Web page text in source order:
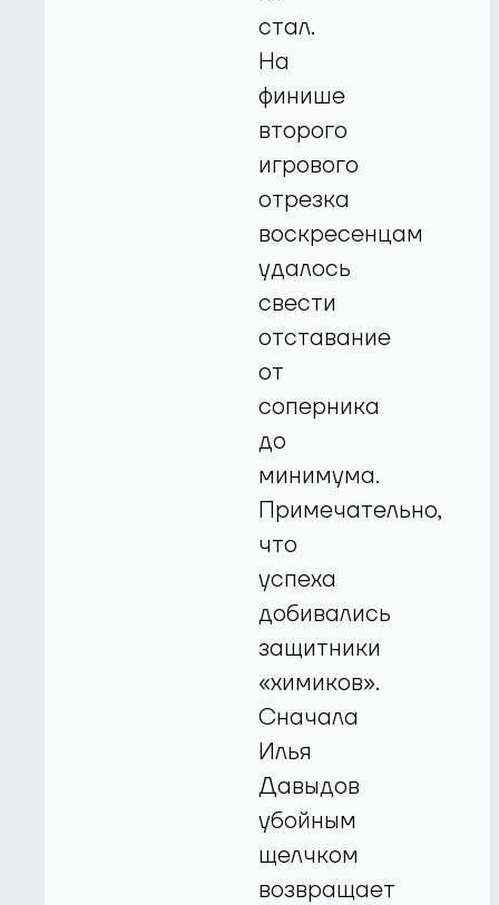
стал.
На
финише
второго
игрового
отрезка
воскресенцам
удалось
свести
отставание
от
соперника
до
минимума.
Примечательно,
что
успеха
добивались
защитники
«химиков».
Сначала
Илья
Давыдов
убойным
щелчком
возвращает